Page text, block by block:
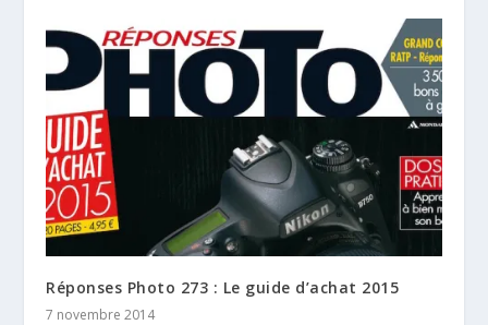
Réponses Photo 273 : Le guide d’achat 2015
7 novembre 2014